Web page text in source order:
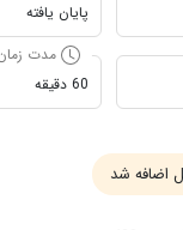
پایان یافته
مدت
60 دقیقه
اضافه شد